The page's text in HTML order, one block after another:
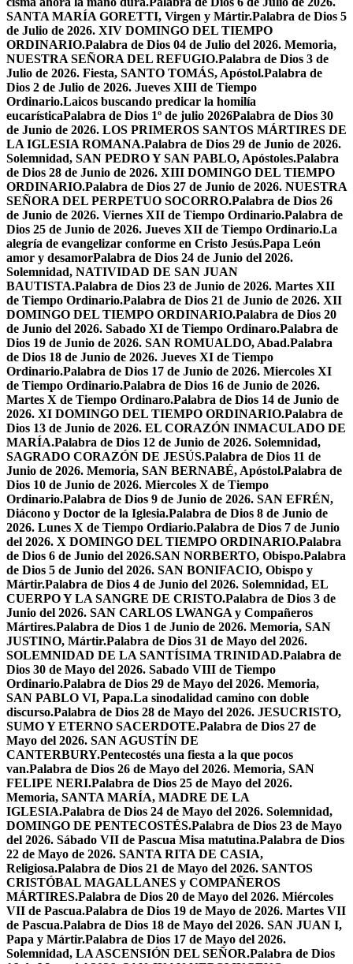
SANTA MARÍA GORETTI, Virgen y Mártir.Palabra de Dios 5
de Julio de 2026. XIV DOMINGO DEL TIEMPO
ORDINARIO.Palabra de Dios 04 de Julio del 2026. Memoria,
NUESTRA SEÑORA DEL REFUGIO.Palabra de Dios 3 de
Julio de 2026. Fiesta, SANTO TOMÁS, Apóstol.Palabra de
Dios 2 de Julio de 2026. Jueves XIII de Tiempo
Ordinario.Laicos buscando predicar la homilía
eucarísticaPalabra de Dios 1º de julio 2026Palabra de Dios 30
de Junio de 2026. LOS PRIMEROS SANTOS MÁRTIRES DE
LA IGLESIA ROMANA.Palabra de Dios 29 de Junio de 2026.
Solemnidad, SAN PEDRO Y SAN PABLO, Apóstoles.Palabra
de Dios 28 de Junio de 2026. XIII DOMINGO DEL TIEMPO
ORDINARIO.Palabra de Dios 27 de Junio de 2026. NUESTRA
SEÑORA DEL PERPETUO SOCORRO.Palabra de Dios 26
de Junio de 2026. Viernes XII de Tiempo Ordinario.Palabra de
Dios 25 de Junio de 2026. Jueves XII de Tiempo Ordinario.La
alegría de evangelizar conforme en Cristo Jesús.Papa León
amor y desamorPalabra de Dios 24 de Junio del 2026.
Solemnidad, NATIVIDAD DE SAN JUAN
BAUTISTA.Palabra de Dios 23 de Junio de 2026. Martes XII
de Tiempo Ordinario.Palabra de Dios 21 de Junio de 2026. XII
DOMINGO DEL TIEMPO ORDINARIO.Palabra de Dios 20
de Junio del 2026. Sabado XI de Tiempo Ordinaro.Palabra de
Dios 19 de Junio de 2026. SAN ROMUALDO, Abad.Palabra
de Dios 18 de Junio de 2026. Jueves XI de Tiempo
Ordinario.Palabra de Dios 17 de Junio de 2026. Miercoles XI
de Tiempo Ordinario.Palabra de Dios 16 de Junio de 2026.
Martes X de Tiempo Ordinaro.Palabra de Dios 14 de Junio de
2026. XI DOMINGO DEL TIEMPO ORDINARIO.Palabra de
Dios 13 de Junio de 2026. EL CORAZÓN INMACULADO DE
MARÍA.Palabra de Dios 12 de Junio de 2026. Solemnidad,
SAGRADO CORAZÓN DE JESÚS.Palabra de Dios 11 de
Junio de 2026. Memoria, SAN BERNABÉ, Apóstol.Palabra de
Dios 10 de Junio de 2026. Miercoles X de Tiempo
Ordinario.Palabra de Dios 9 de Junio de 2026. SAN EFRÉN,
Diácono y Doctor de la Iglesia.Palabra de Dios 8 de Junio de
2026. Lunes X de Tiempo Ordiario.Palabra de Dios 7 de Junio
del 2026. X DOMINGO DEL TIEMPO ORDINARIO.Palabra
de Dios 6 de Junio del 2026.SAN NORBERTO, Obispo.Palabra
de Dios 5 de Junio del 2026. SAN BONIFACIO, Obispo y
Mártir.Palabra de Dios 4 de Junio del 2026. Solemnidad, EL
CUERPO Y LA SANGRE DE CRISTO.Palabra de Dios 3 de
Junio del 2026. SAN CARLOS LWANGA y Compañeros
Mártires.Palabra de Dios 1 de Junio de 2026. Memoria, SAN
JUSTINO, Mártir.Palabra de Dios 31 de Mayo del 2026.
SOLEMNIDAD DE LA SANTÍSIMA TRINIDAD.Palabra de
Dios 30 de Mayo del 2026. Sabado VIII de Tiempo
Ordinario.Palabra de Dios 29 de Mayo del 2026. Memoria,
SAN PABLO VI, Papa.La sinodalidad camino con doble
discurso.Palabra de Dios 28 de Mayo del 2026. JESUCRISTO,
SUMO Y ETERNO SACERDOTE.Palabra de Dios 27 de
Mayo del 2026. SAN AGUSTÍN DE
CANTERBURY.Pentecostés una fiesta a la que pocos
van.Palabra de Dios 26 de Mayo del 2026. Memoria, SAN
FELIPE NERI.Palabra de Dios 25 de Mayo del 2026.
Memoria, SANTA MARÍA, MADRE DE LA
IGLESIA.Palabra de Dios 24 de Mayo del 2026. Solemnidad,
DOMINGO DE PENTECOSTÉS.Palabra de Dios 23 de Mayo
del 2026. Sábado VII de Pascua Misa matutina.Palabra de Dios
22 de Mayo de 2026. SANTA RITA DE CASIA,
Religiosa.Palabra de Dios 21 de Mayo del 2026. SANTOS
CRISTÓBAL MAGALLANES y COMPAÑEROS
MÁRTIRES.Palabra de Dios 20 de Mayo del 2026. Miércoles
VII de Pascua.Palabra de Dios 19 de Mayo de 2026. Martes VII
de Pascua.Palabra de Dios 18 de Mayo del 2026. SAN JUAN I,
Papa y Mártir.Palabra de Dios 17 de Mayo del 2026.
Solemnidad, LA ASCENSIÓN DEL SEÑOR.Palabra de Dios